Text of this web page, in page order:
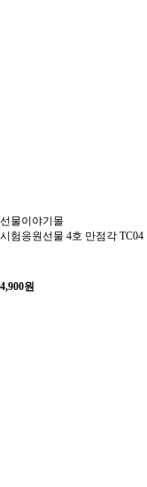
선물이야기몰
시험응원선물 4호 만점각 TC04
4,900원